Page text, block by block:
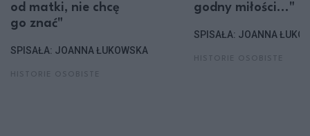
od matki, nie chcę
go znać"
SPISAŁA: JOANNA ŁUKOWSKA
godny miłości..."
SPISAŁA: JOANNA